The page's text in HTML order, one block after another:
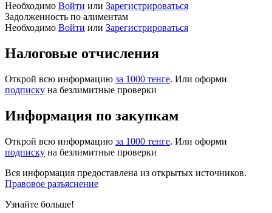
Необходимо Войти или Зарегистрироваться
Задолженность по алиментам
Необходимо Войти или Зарегистрироваться
Налоговые отчисления
Открой всю информацию за 1000 тенге. Или оформи
подписку на безлимитные проверки
Информация по закупкам
Открой всю информацию за 1000 тенге. Или оформи
подписку на безлимитные проверки
Вся информация предоставлена из открытых источников.
Правовое разъяснение
Узнайте больше!